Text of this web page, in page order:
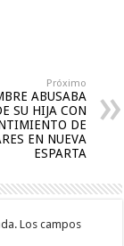
Próximo
ABUSABA
SU HIJA CON
DE
EN NUEVA
ESPARTA
Los campos